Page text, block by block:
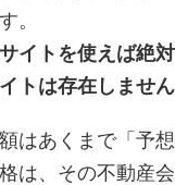
。
サイトを使えば絶
トは存在しません
はあくまで「予想
は、その不動産